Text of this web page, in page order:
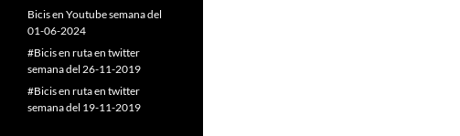
Bicis en Youtube semana del
01-06-2024
#Bicis en ruta en twitter
semana del 26-11-2019
#Bicis en ruta en twitter
semana del 19-11-2019